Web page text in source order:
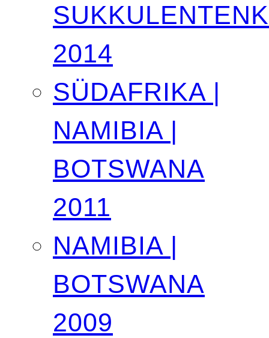
2014
SÜDAFRIKA |
NAMIBIA |
BOTSWANA
2011
NAMIBIA |
BOTSWANA
2009